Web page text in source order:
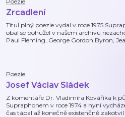
Zrcadlení
Titul plný poezie vydal v roce 1975
obal se bohužel v našem archivu
Paul Fleming, George Gordon Byron,
Poezie
Josef Václav Sládek
Z komentáře Dr. Vladimíra Kováříka k
Supraphonem v roce 1974 a nyní
čas tápal až konečně existenčně